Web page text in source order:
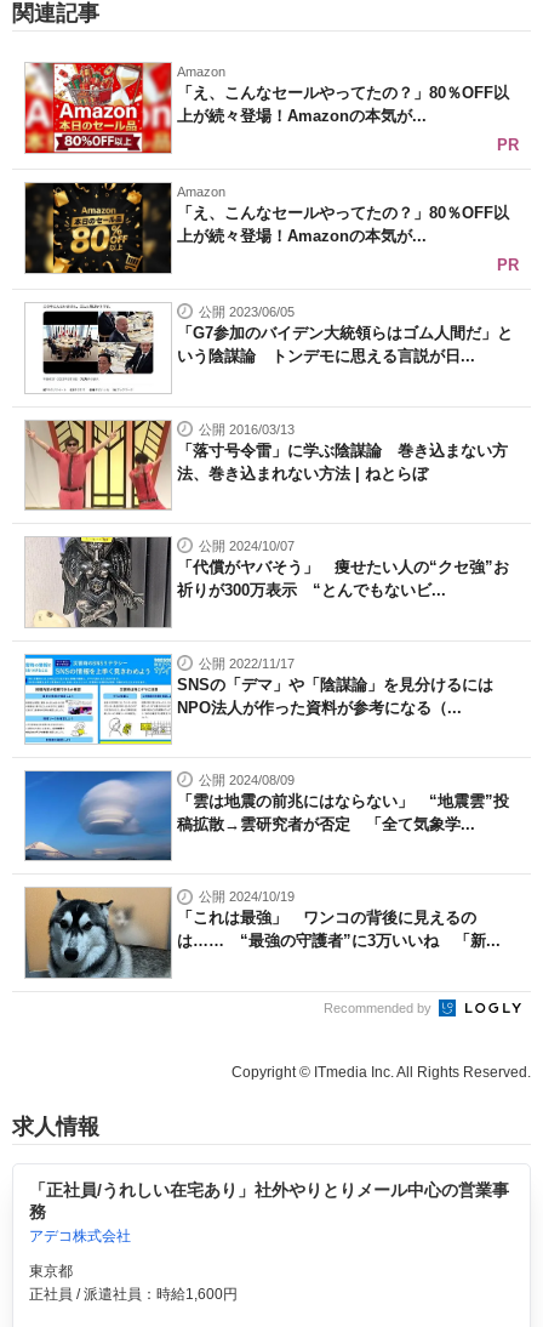
関連記事
Amazon
「え、こんなセールやってたの？」80％OFF以
上が続々登場！Amazonの本気が...
PR
Amazon
「え、こんなセールやってたの？」80％OFF以
上が続々登場！Amazonの本気が...
PR
公開 2023/06/05
「G7参加のバイデン大統領らはゴム人間だ」と
いう陰謀論 トンデモに思える言説が日...
公開 2016/03/13
「落寸号令雷」に学ぶ陰謀論 巻き込まない方
法、巻き込まれない方法 | ねとらぼ
公開 2024/10/07
「代償がヤバそう」 痩せたい人の“クセ強”お
祈りが300万表示 “とんでもないビ...
公開 2022/11/17
SNSの「デマ」や「陰謀論」を見分けるには
NPO法人が作った資料が参考になる（...
公開 2024/08/09
「雲は地震の前兆にはならない」 “地震雲”投
稿拡散→雲研究者が否定 「全て気象学...
公開 2024/10/19
「これは最強」 ワンコの背後に見えるの
は…… “最強の守護者”に3万いいね 「新...
Recommended by
Copyright © ITmedia Inc. All Rights Reserved.
求人情報
「正社員/うれしい在宅あり」社外やりとりメール中心の営業事
務
アデコ株式会社
東京都
正社員 / 派遣社員：時給1,600円